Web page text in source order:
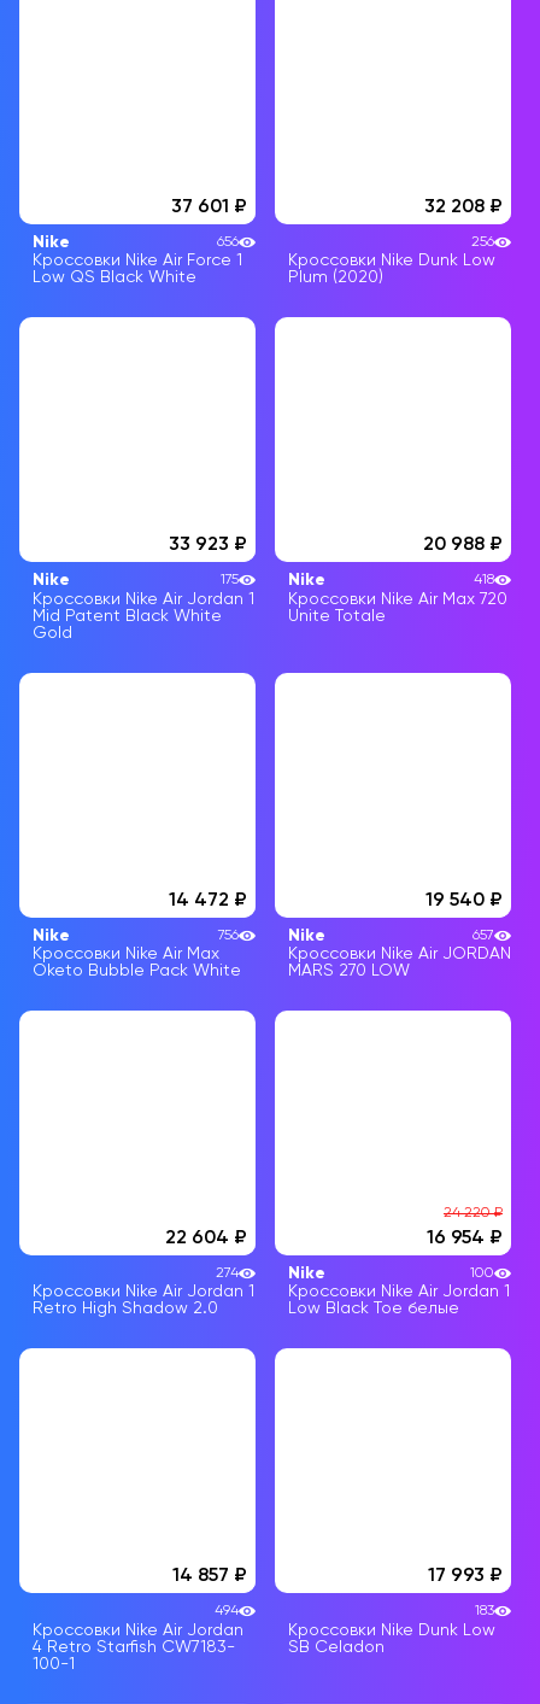
37 601
Nike
Кроссовки Nike Air Force 1
Low QS Black White
656
32 208
Кроссовки Nike Dunk Low
Plum (2020)
256
33 923
Nike
Кроссовки Nike Air Jordan 1
Mid Patent Black White
Gold
175
20 988
Nike
Кроссовки Nike Air Max 720
Unite Totale
418
14 472
Nike
Кроссовки Nike Air Max
Oketo Bubble Pack White
756
19 540
Nike
Кроссовки Nike Air JORDAN
MARS 270 LOW
657
22 604
Кроссовки Nike Air Jordan 1
Retro High Shadow 2.0
274
24 220₽
16 954
Nike
Кроссовки Nike Air Jordan 1
Low Black Toe белые
100
14 857
Кроссовки Nike Air Jordan
4 Retro Starfish CW7183-
100-1
494
17 993
Кроссовки Nike Dunk Low
SB Celadon
183